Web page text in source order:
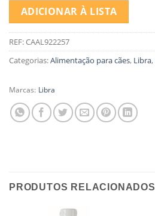
ADICIONAR À LISTA
REF:CAAL922257
Categorias:Alimentação para cães, Libra,
Marcas: Libra
PRODUTOS RELACIONADOS